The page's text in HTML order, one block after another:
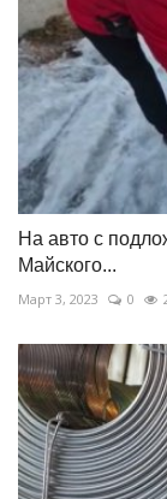
На авто с
Майского...
Март 3, 2023 0